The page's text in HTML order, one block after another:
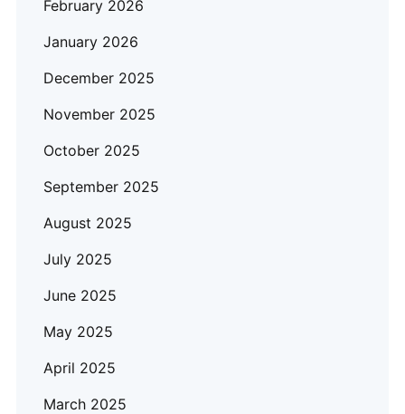
February 2026
January 2026
December 2025
November 2025
October 2025
September 2025
August 2025
July 2025
June 2025
May 2025
April 2025
March 2025